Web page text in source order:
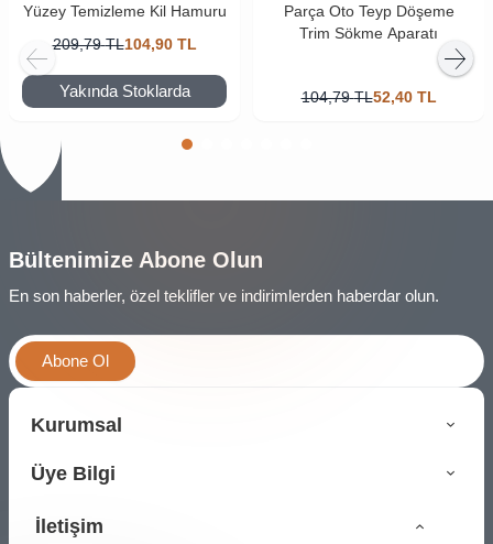
Yüzey Temizleme Kil Hamuru
209,79 TL104,90 TL
Yakında Stoklarda
Parça Oto Teyp Döşeme
Trim Sökme Aparatı
104,79 TL52,40 TL
Bültenimize Abone Olun
En son haberler, özel teklifler ve indirimlerden haberdar olun.
Abone Ol
Kurumsal
Üye Bilgi
İletişim